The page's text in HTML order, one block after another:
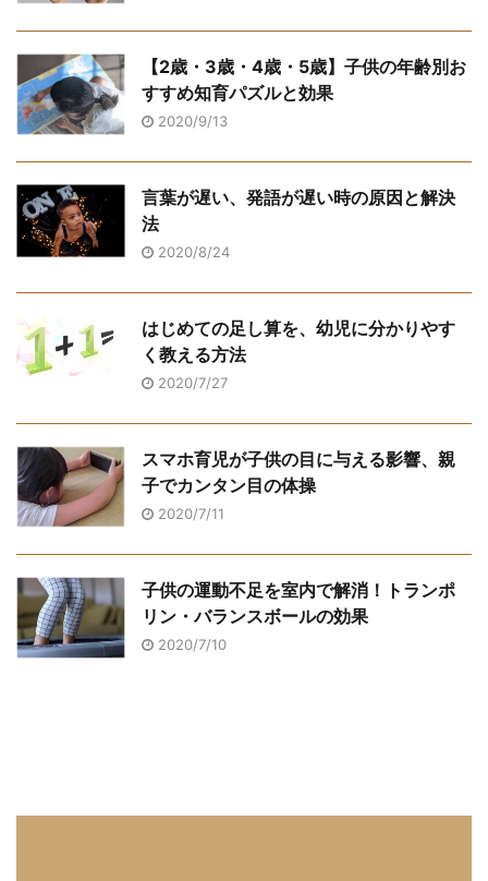
【2歳・3歳・4歳・5歳】子供の年齢別お
すすめ知育パズルと効果
2020/9/13
言葉が遅い、発語が遅い時の原因と解決
法
2020/8/24
はじめての足し算を、幼児に分かりやす
く教える方法
2020/7/27
スマホ育児が子供の目に与える影響、親
子でカンタン目の体操
2020/7/11
子供の運動不足を室内で解消！トランポ
リン・バランスボールの効果
2020/7/10